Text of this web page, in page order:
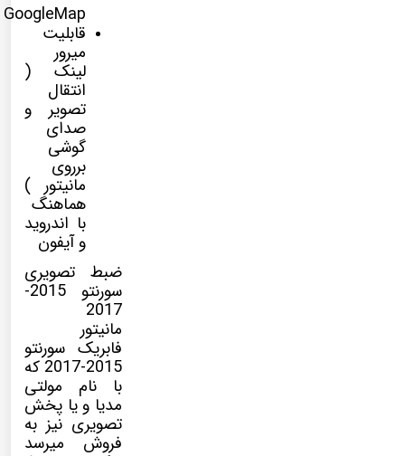
GoogleMap
قابلیت
میرور
لینک (
انتقال
تصویر و
صدای
گوشی
برروی
مانیتور )
هماهنگ
با اندروید
و آیفون
ضبط تصویری
سورنتو 2015-
2017
مانیتور
فابریک سورنتو
2015-2017 که
با نام مولتی
مدیا و یا پخش
تصویری نیز به
فروش میرسد